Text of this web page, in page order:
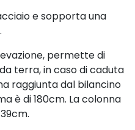
e sopporta una
.
permette di
terra, in caso di caduta
raggiunta dal bilancino
è di 180cm. La colonna